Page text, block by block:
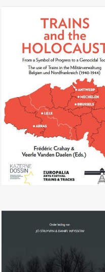
Frédéric Crahay, Veerle
Vanden Daelen (Eds.),
the Holocaust: From a
Progress to a Genocidal
Jo Struyven en Daniel
Weyssow